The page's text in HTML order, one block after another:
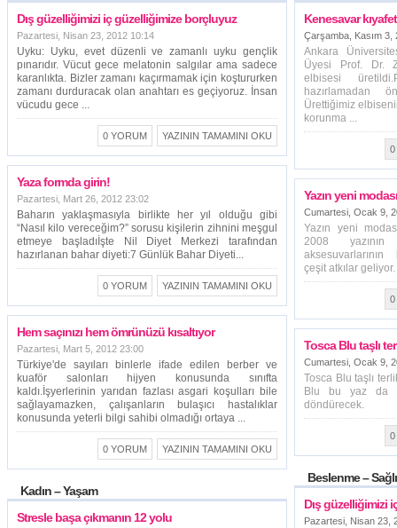
Dış güzelliğimizi iç güzelliğimize borçluyuz
Pazartesi, Nisan 23, 2012 10:14
Uyku: Uyku, evet düzenli ve zamanlı uyku gençlik
pınarıdır. Vücut gece melatonin salgılar ama sadece
karanlıkta. Bizler zamanı kaçırmamak için koştururken
zamanı durduracak olan anahtarı es geçiyoruz. İnsan
vücudu gece ...
YAZININ TAMAMINI OKU
0 YORUM
Yaza formda girin!
Pazartesi, Mart 26, 2012 23:02
Baharın yaklaşmasıyla birlikte her yıl olduğu gibi
“Nasıl kilo vereceğim?” sorusu kişilerin zihnini meşgul
etmeye başladıİşte Nil Diyet Merkezi tarafından
hazırlanan bahar diyeti:7 Günlük Bahar Diyeti...
YAZININ TAMAMINI OKU
0 YORUM
Hem saçınızı hem ömrünüzü kısaltıyor
Pazartesi, Mart 5, 2012 23:00
Türkiye'de sayıları binlerle ifade edilen berber ve
kuaför salonları hijyen konusunda sınıfta
kaldı.İşyerlerinin yarıdan fazlası asgari koşulları bile
sağlayamazken, çalışanların bulaşıcı hastalıklar
konusunda yeterli bilgi sahibi olmadığı ortaya ...
YAZININ TAMAMINI OKU
0 YORUM
Kadın – Yaşam
Stresle başa çıkmanın 12 yolu
Kenesavar
Çarşamba, Kasım 3,
Ankara
Üyesi Prof. Dr.
elbisesi
hazırlamadan
Ürettiğimiz
korunma ...
0
Yazın yeni
Cumartesi, Ocak 9,
Yazın yeni
2008
çeşit atkılar geliyor.
0
Tosca Blu taşlı
Cumartesi, Ocak 9,
Tosca Blu taşlı
Blu bu yaz da
döndürecek.
0
Beslenme –
Dış güzelliğimizi
Pazartesi, Nisan 23,